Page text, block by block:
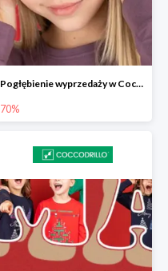
Pogłębienie wyprzedaży w Coccodrillo do -70%
70%